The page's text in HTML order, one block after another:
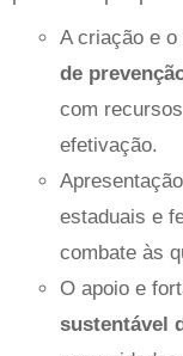
A criação e
de
com
efetivação.
estaduais e
combate às
O apoio e
sustentável